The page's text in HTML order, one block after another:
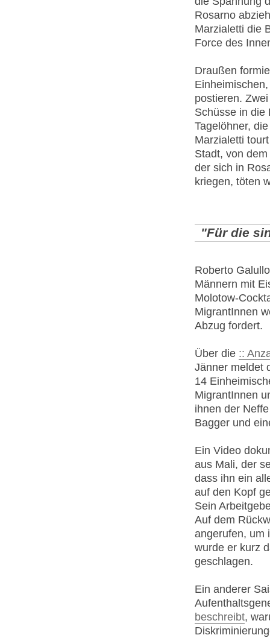
Rosarno
Marzialetti die
Force des
Draußen
postieren.
Schüsse in die
Tagelöhner,
Marzialetti
Stadt, von
der sich in
kriegen, töten
"Für die
Roberto
Männern mit
Molotow-
MigrantInnen
Abzug fordert.
Über die ::
Jänner meldet
14
MigrantInnen
ihnen der
Bagger und
Ein Video
aus Mali, der
dass ihn ein
auf den Kopf
Sein
Auf dem
angerufen, um
wurde er kurz
geschlagen.
Ein anderer
beschreibt,